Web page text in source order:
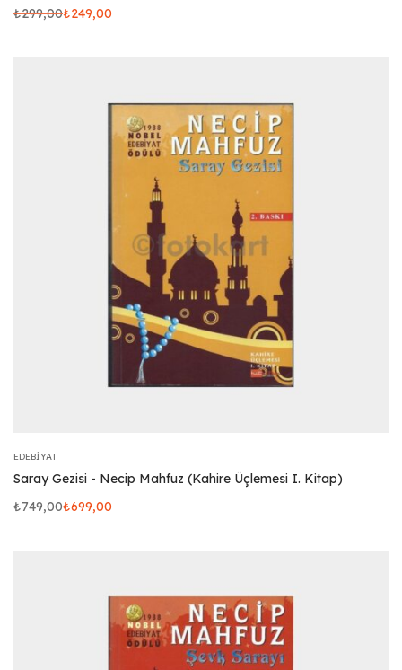
₺299,00₺249,00
EDEBIYAT
Saray Gezisi - Necip Mahfuz (Kahire Üçlemesi I. Kitap)
₺749,00₺699,00